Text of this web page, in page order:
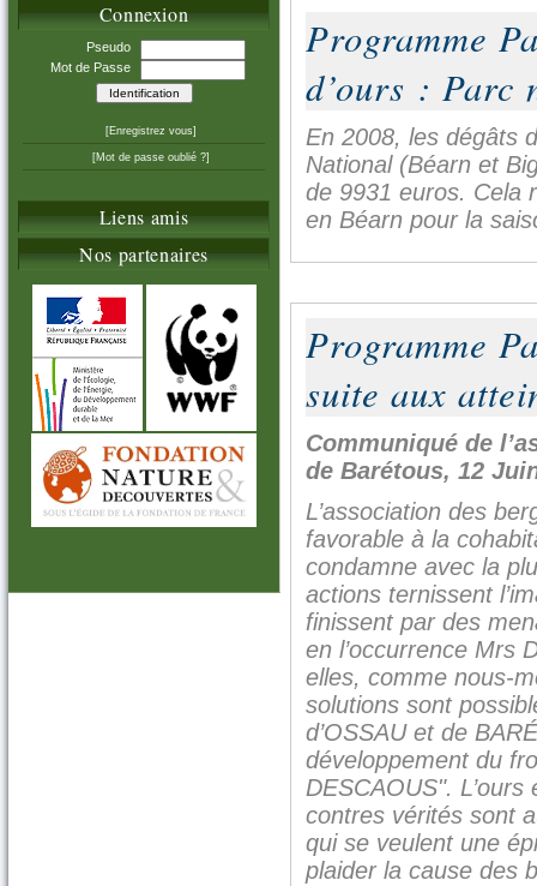
Connexion
Pseudo
Mot de Passe
[Enregistrez vous]
[Mot de passe oublié ?]
Liens amis
Nos partenaires
Programme
d’ours : Parc
En 2008, les dégâts
National (Béarn et
de 9931 euros. Cela
en Béarn pour la
Programme
suite aux
Communiqué de
de Barétous, 12
L’association des
favorable à la
condamne avec la
actions ternissent
finissent par des
en l’occurrence Mrs
elles, comme nous-
solutions sont
d’OSSAU et de
développement du
DESCAOUS".
contres vérités sont
qui se veulent une
plaider la cause des